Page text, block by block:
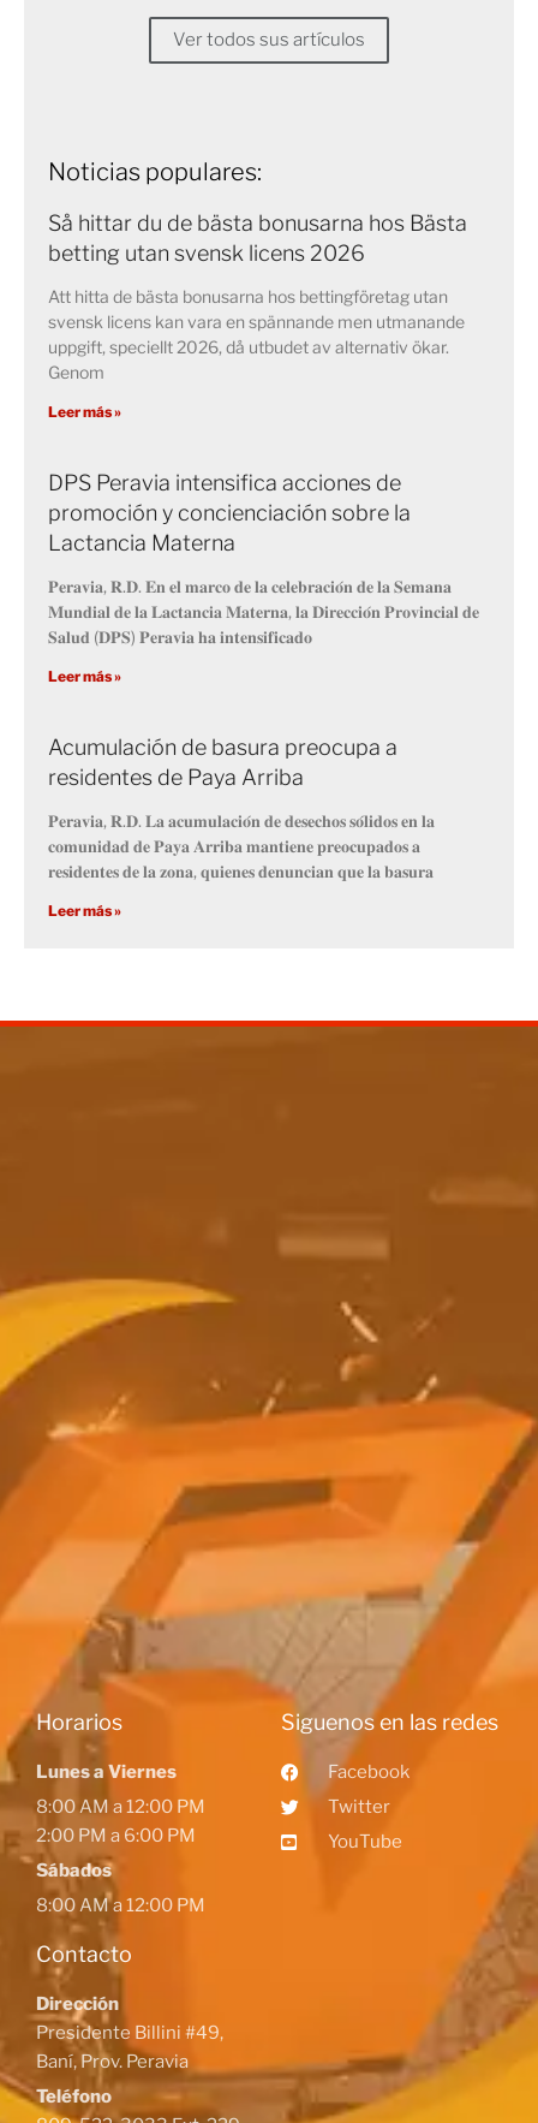
Ver todos sus artículos
Noticias populares:
Så hittar du de bästa bonusarna hos Bästa
betting utan svensk licens 2026
Att hitta de bästa bonusarna hos bettingföretag utan
svensk licens kan vara en spännande men utmanande
uppgift, speciellt 2026, då utbudet av alternativ ökar.
Genom
Leer más »
DPS Peravia intensifica acciones de
promoción y concienciación sobre la
Lactancia Materna
𝐏𝐞𝐫𝐚𝐯𝐢𝐚, 𝐑.𝐃. 𝐄𝐧 𝐞𝐥 𝐦𝐚𝐫𝐜𝐨 𝐝𝐞 𝐥𝐚 𝐜𝐞𝐥𝐞𝐛𝐫𝐚𝐜𝐢𝐨́𝐧 𝐝𝐞 𝐥𝐚 𝐒𝐞𝐦𝐚𝐧𝐚
𝐌𝐮𝐧𝐝𝐢𝐚𝐥 𝐝𝐞 𝐥𝐚 𝐋𝐚𝐜𝐭𝐚𝐧𝐜𝐢𝐚 𝐌𝐚𝐭𝐞𝐫𝐧𝐚, 𝐥𝐚 𝐃𝐢𝐫𝐞𝐜𝐜𝐢𝐨́𝐧 𝐏𝐫𝐨𝐯𝐢𝐧𝐜𝐢𝐚𝐥 𝐝𝐞
𝐒𝐚𝐥𝐮𝐝 (𝐃𝐏𝐒) 𝐏𝐞𝐫𝐚𝐯𝐢𝐚 𝐡𝐚 𝐢𝐧𝐭𝐞𝐧𝐬𝐢𝐟𝐢𝐜𝐚𝐝𝐨
Leer más »
Acumulación de basura preocupa a
residentes de Paya Arriba
𝐏𝐞𝐫𝐚𝐯𝐢𝐚, 𝐑.𝐃. 𝐋𝐚 𝐚𝐜𝐮𝐦𝐮𝐥𝐚𝐜𝐢𝐨́𝐧 𝐝𝐞 𝐝𝐞𝐬𝐞𝐜𝐡𝐨𝐬 𝐬𝐨́𝐥𝐢𝐝𝐨𝐬 𝐞𝐧 𝐥𝐚
𝐜𝐨𝐦𝐮𝐧𝐢𝐝𝐚𝐝 𝐝𝐞 𝐏𝐚𝐲𝐚 𝐀𝐫𝐫𝐢𝐛𝐚 𝐦𝐚𝐧𝐭𝐢𝐞𝐧𝐞 𝐩𝐫𝐞𝐨𝐜𝐮𝐩𝐚𝐝𝐨𝐬 𝐚
𝐫𝐞𝐬𝐢𝐝𝐞𝐧𝐭𝐞𝐬 𝐝𝐞 𝐥𝐚 𝐳𝐨𝐧𝐚, 𝐪𝐮𝐢𝐞𝐧𝐞𝐬 𝐝𝐞𝐧𝐮𝐧𝐜𝐢𝐚𝐧 𝐪𝐮𝐞 𝐥𝐚 𝐛𝐚𝐬𝐮𝐫𝐚
Leer más »
Horarios
Lunes a Viernes
8:00 AM a 12:00 PM
2:00 PM a 6:00 PM
Sábados
8:00 AM a 12:00 PM
Contacto
Dirección
Presidente Billini #49,
Baní, Prov. Peravia
Teléfono
Siguenos en las redes
Facebook
Twitter
YouTube